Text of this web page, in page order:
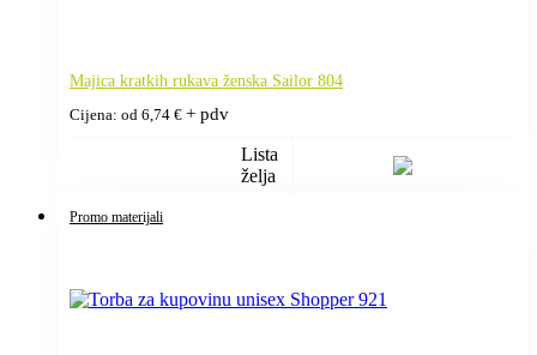
Majica kratkih rukava ženska Sailor 804
Cijena: od 6,74 € + pdv
Lista
želja
Promo materijali